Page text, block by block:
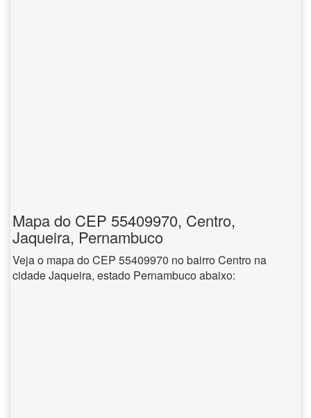
Mapa do CEP 55409970, Centro,
Jaqueira, Pernambuco
Veja o mapa do CEP 55409970 no bairro Centro na
cidade Jaqueira, estado Pernambuco abaixo: